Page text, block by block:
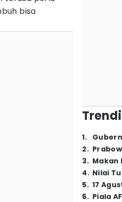
bisa
1.
2.
3. Makan
4. Nilai
5. 17
6. Piala